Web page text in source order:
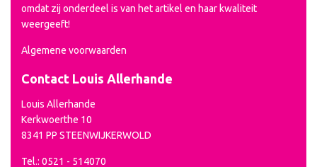
omdat zij onderdeel is van het artikel en haar kwaliteit
weergeeft!
Algemene voorwaarden
Contact Louis Allerhande
Louis Allerhande
Kerkwoerthe 10
8341 PP STEENWIJKERWOLD
Tel.: 0521 - 514070